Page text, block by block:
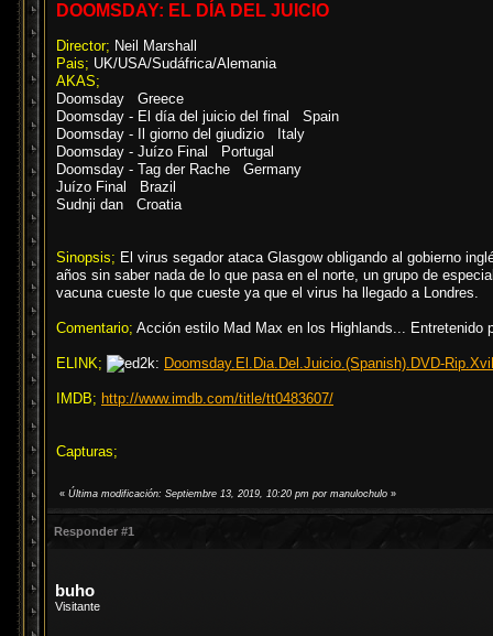
DOOMSDAY: EL DÍA DEL JUICIO
Director; Neil Marshall
Pais; UK/USA/Sudáfrica/Alemania
AKAS;
Doomsday Greece
Doomsday - El día del juicio del final Spain
Doomsday - Il giorno del giudizio Italy
Doomsday - Juízo Final Portugal
Doomsday - Tag der Rache Germany
Juízo Final Brazil
Sudnji dan Croatia
Sinopsis; El virus segador ataca Glasgow obligando al gobierno
años sin saber nada de lo que pasa en el norte, un grupo de
vacuna cueste lo que cueste ya que el virus ha llegado a Londres.
Comentario; Acción estilo Mad Max en los Highlands... Entretenido
ELINK; Doomsday.El.Dia.Del.Juicio.(Spanish).DVD-
IMDB; http://www.imdb.com/title/tt0483607/
Capturas;
« Última modificación: Septiembre 13, 2019, 10:20 pm por manulochulo »
Responder #1
buho
Visitante